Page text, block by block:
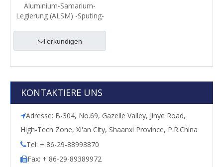
Aluminium-Samarium-
Legierung (ALSM) -Sputing-
erkundigen
KONTAKTIERE UNS
Adresse: B-304, No.69, Gazelle Valley, Jinye Road,
High-Tech Zone, Xi'an City, Shaanxi Province, P.R.China
Tel: + 86-29-88993870
Fax: + 86-29-89389972